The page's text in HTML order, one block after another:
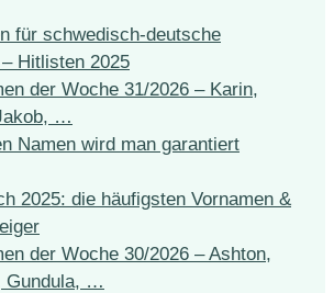
für schwedisch-deutsche
Hitlisten 2025
der Woche 31/2026 – Karin,
…
Namen wird man garantiert
2025: die häufigsten Vornamen &
der Woche 30/2026 – Ashton,
Gundula, …